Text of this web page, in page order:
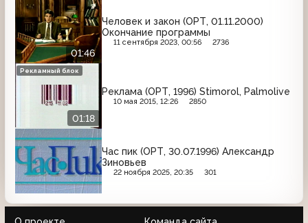
Orbit, Toyota
01:46
Человек и закон (ОРТ, 01.11.2000)
Окончание программы
11 сентября 2023, 00:56 2736
01:18
Реклама (ОРТ, 1996) Stimorol, Palmolive
10 мая 2015, 12:26 2850
Рекламный блок
Час пик (ОРТ, 30.07.1996) Александр
Зиновьев
22 ноября 2025, 20:35 301